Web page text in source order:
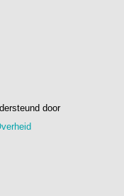
door